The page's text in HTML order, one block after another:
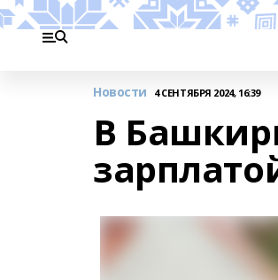
Новости 4 СЕНТЯБРЯ 2024, 16:39
В